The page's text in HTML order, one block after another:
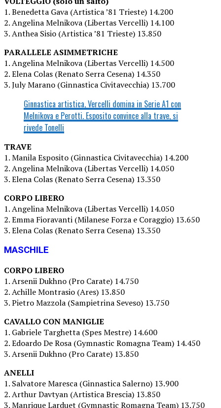
1. Benedetta Gava (Artistica ’81 Trieste) 14.200
2. Angelina Melnikova (Libertas Vercelli) 14.100
3. Anthea Sisio (Artistica ’81 Trieste) 13.850
PARALLELE ASIMMETRICHE
1. Angelina Melnikova (Libertas Vercelli) 14.500
2. Elena Colas (Renato Serra Cesena) 14.350
3. July Marano (Ginnastica Civitavecchia) 13.700
Ginnastica artistica, Vercelli domina in Serie A1 con
Melnikova e Perotti. Esposito convince alla trave, si
rivede Tonelli
TRAVE
1. Manila Esposito (Ginnastica Civitavecchia) 14.200
2. Angelina Melnikova (Libertas Vercelli) 14.050
3. Elena Colas (Renato Serra Cesena) 13.350
CORPO LIBERO
1. Angelina Melnikova (Libertas Vercelli) 14.050
2. Emma Fioravanti (Milanese Forza e Coraggio) 13.650
3. Elena Colas (Renato Serra Cesena) 13.350
MASCHILE
CORPO LIBERO
1. Arsenii Dukhno (Pro Carate) 14.750
2. Achille Montrasio (Ares) 13.850
3. Pietro Mazzola (Sampietrina Seveso) 13.750
CAVALLO CON MANIGLIE
1. Gabriele Targhetta (Spes Mestre) 14.600
2. Edoardo De Rosa (Gymnastic Romagna Team) 14.450
3. Arsenii Dukhno (Pro Carate) 13.850
ANELLI
1. Salvatore Maresca (Ginnastica Salerno) 13.900
2. Arthur Davtyan (Artistica Brescia) 13.850
3. Manrique Larduet (Gymnastic Romagna Team) 13.750